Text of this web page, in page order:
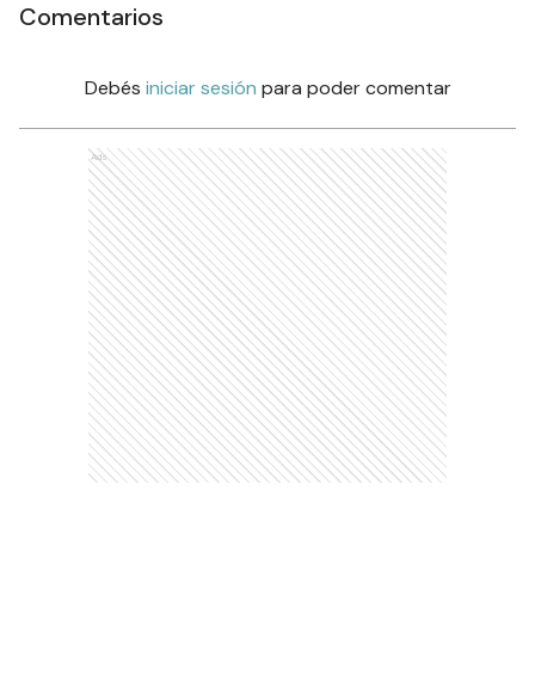
Comentarios
Debés iniciar sesión para poder comentar
Ads